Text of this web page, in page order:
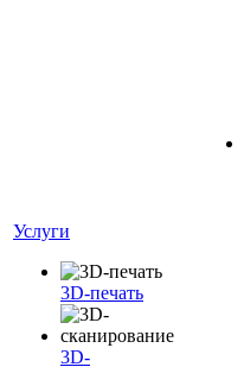
Услуги
3D-печать
3D-